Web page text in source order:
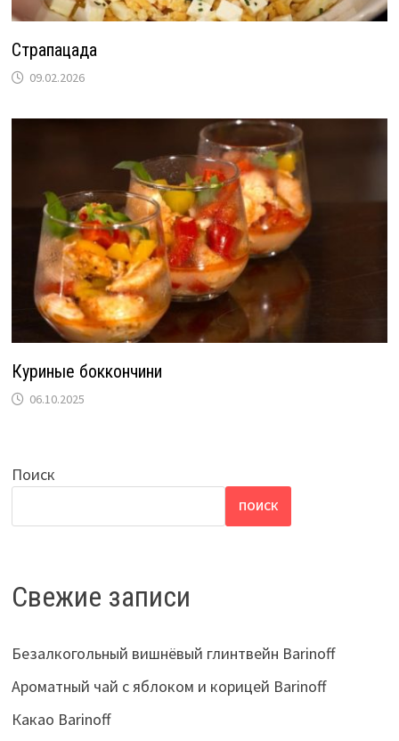
Страпацада
09.02.2026
Куриные боккончини
06.10.2025
Поиск
ПОИСК
Свежие записи
Безалкогольный вишнёвый глинтвейн Barinoff
Ароматный чай с яблоком и корицей Barinoff
Какао Barinoff